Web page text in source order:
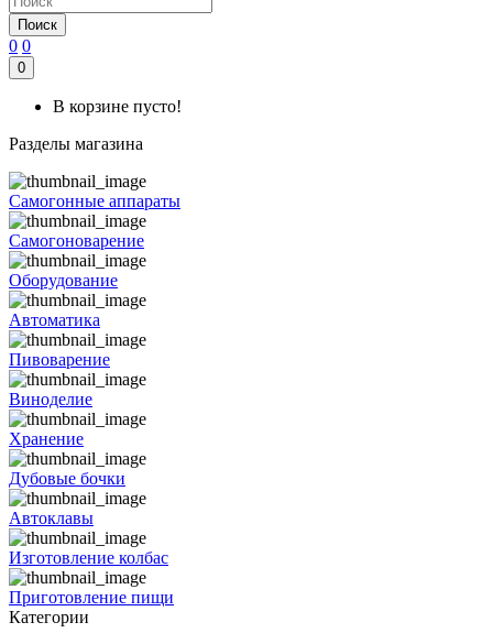
Поиск
0 0
0
В корзине пусто!
Разделы магазина
Самогонные аппараты
Самогоноварение
Оборудование
Автоматика
Пивоварение
Виноделие
Хранение
Дубовые бочки
Автоклавы
Изготовление колбас
Приготовление пищи
Категории